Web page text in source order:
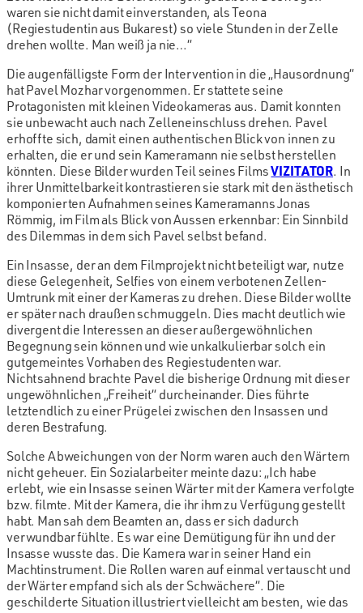
waren sie nicht damit einverstanden, als Teona
(Regiestudentin aus Bukarest) so viele Stunden in der Zelle
drehen wollte. Man weiß ja nie…“
Die augenfälligste Form der Intervention in die „Hausordnung“
hat Pavel Mozhar vorgenommen. Er stattete seine
Protagonisten mit kleinen Videokameras aus. Damit konnten
sie unbewacht auch nach Zelleneinschluss drehen. Pavel
erhoffte sich, damit einen authentischen Blick von innen zu
erhalten, die er und sein Kameramann nie selbst herstellen
könnten. Diese Bilder wurden Teil seines FilmsVIZITATOR. In
ihrer Unmittelbarkeit kontrastieren sie stark mit den ästhetisch
komponierten Aufnahmen seines Kameramanns Jonas
Römmig, im Film als Blick von Aussen erkennbar: Ein Sinnbild
des Dilemmas in dem sich Pavel selbst befand.
Ein Insasse, der an dem Filmprojekt nicht beteiligt war, nutze
diese Gelegenheit, Selfies von einem verbotenen Zellen-
Umtrunk mit einer der Kameras zu drehen. Diese Bilder wollte
er später nach draußen schmuggeln. Dies macht deutlich wie
divergent die Interessen an dieser außergewöhnlichen
Begegnung sein können und wie unkalkulierbar solch ein
gutgemeintes Vorhaben des Regiestudenten war.
Nichtsahnend brachte Pavel die bisherige Ordnung mit dieser
ungewöhnlichen „Freiheit“ durcheinander. Dies führte
letztendlich zu einer Prügelei zwischen den Insassen und
deren Bestrafung.
Solche Abweichungen von der Norm waren auch den Wärtern
nicht geheuer. Ein Sozialarbeiter meinte dazu: „Ich habe
erlebt, wie ein Insasse seinen Wärter mit der Kamera verfolgte
bzw. filmte. Mit der Kamera, die ihr ihm zu Verfügung gestellt
habt. Man sah dem Beamten an, dass er sich dadurch
verwundbar fühlte. Es war eine Demütigung für ihn und der
Insasse wusste das. Die Kamera war in seiner Hand ein
Machtinstrument. Die Rollen waren auf einmal vertauscht und
der Wärter empfand sich als der Schwächere“. Die
geschilderte Situation illustriert vielleicht am besten, wie das